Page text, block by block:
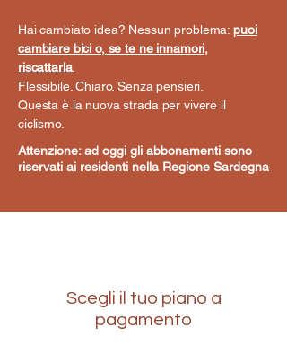
Hai cambiato idea? Nessun problema: puoi
cambiare bici o, se te ne innamori,
riscattarla.
Flessibile. Chiaro. Senza pensieri.
Questa è la nuova strada per vivere il
ciclismo.
Attenzione: ad oggi gli abbonamenti sono
riservati ai residenti nella Regione Sardegna
Scegli il tuo piano a
pagamento